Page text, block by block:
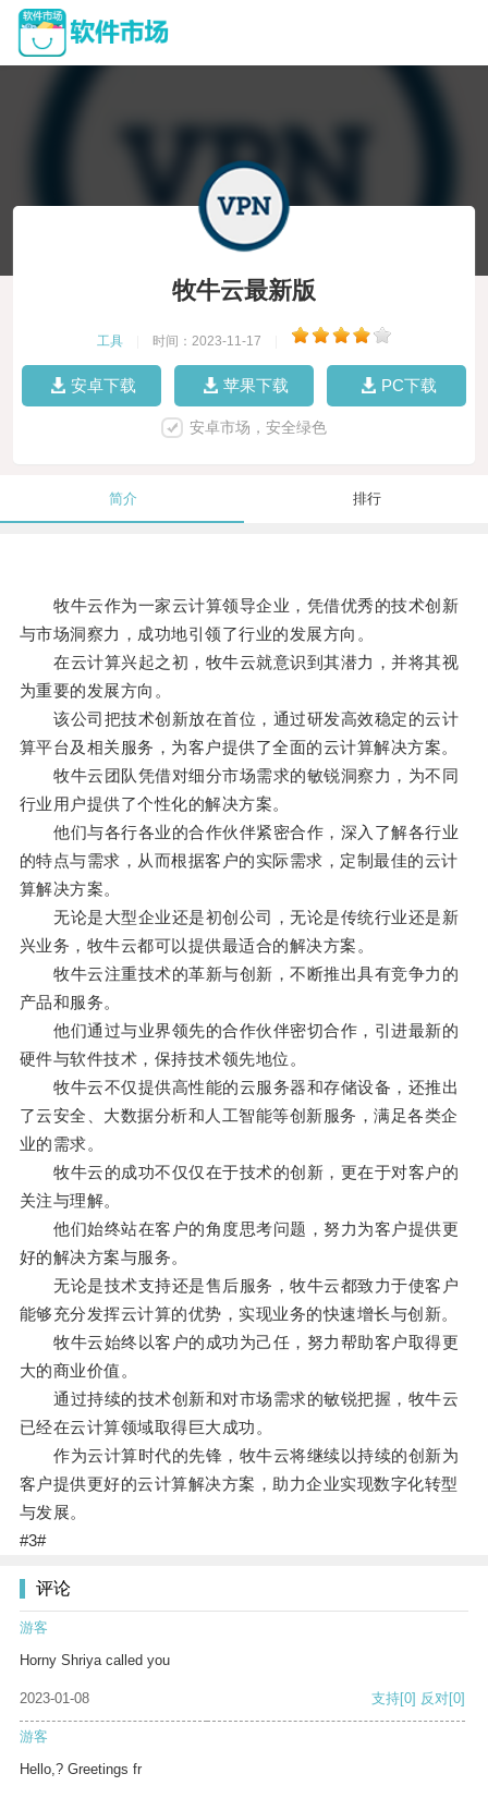
牧牛云最新版
工具 时间：2023-11-17
安卓下载 苹果下载 PC下载
安卓市场，安全绿色
简介 排行
牧牛云作为一家云计算领导企业，凭借优秀的技术创新
与市场洞察力，成功地引领了行业的发展方向。
在云计算兴起之初，牧牛云就意识到其潜力，并将其视
为重要的发展方向。
该公司把技术创新放在首位，通过研发高效稳定的云计
算平台及相关服务，为客户提供了全面的云计算解决方案。
牧牛云团队凭借对细分市场需求的敏锐洞察力，为不同
行业用户提供了个性化的解决方案。
他们与各行各业的合作伙伴紧密合作，深入了解各行业
的特点与需求，从而根据客户的实际需求，定制最佳的云计
算解决方案。
无论是大型企业还是初创公司，无论是传统行业还是新
兴业务，牧牛云都可以提供最适合的解决方案。
牧牛云注重技术的革新与创新，不断推出具有竞争力的
产品和服务。
他们通过与业界领先的合作伙伴密切合作，引进最新的
硬件与软件技术，保持技术领先地位。
牧牛云不仅提供高性能的云服务器和存储设备，还推出
了云安全、大数据分析和人工智能等创新服务，满足各类企
业的需求。
牧牛云的成功不仅仅在于技术的创新，更在于对客户的
关注与理解。
他们始终站在客户的角度思考问题，努力为客户提供更
好的解决方案与服务。
无论是技术支持还是售后服务，牧牛云都致力于使客户
能够充分发挥云计算的优势，实现业务的快速增长与创新。
牧牛云始终以客户的成功为己任，努力帮助客户取得更
大的商业价值。
通过持续的技术创新和对市场需求的敏锐把握，牧牛云
已经在云计算领域取得巨大成功。
作为云计算时代的先锋，牧牛云将继续以持续的创新为
客户提供更好的云计算解决方案，助力企业实现数字化转型
与发展。
#3#
评论
游客
Horny Shriya called you
2023-01-08 支持[0] 反对[0]
游客
Hello,? Greetings fr